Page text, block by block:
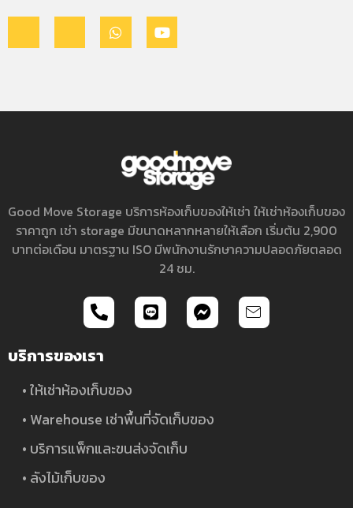
Good Move Storage บริการห้องเก็บของให้เช่า ให้เช่าห้องเก็บของ
ราคาถูก เช่า storage มีขนาดหลากหลายให้เลือก เริ่มต้น 2,900
บาทต่อเดือน มาตรฐาน ISO มีพนักงานรักษาความปลอดภัยตลอด
24 ชม.
บริการของเรา
• ให้เช่าห้องเก็บของ
• Warehouse เช่าพื้นที่จัดเก็บของ
• บริการแพ็กและขนส่งจัดเก็บ
• ลังไม้เก็บของ